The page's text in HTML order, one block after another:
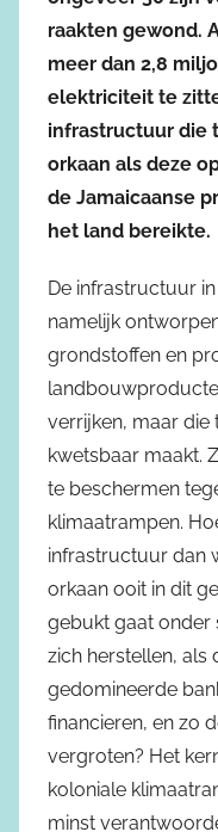
raakten gewond.
meer dan 2,8
elektriciteit te
infrastructuur die
orkaan als deze
de Jamaicaanse
het land bereikte.
De infrastructuur
namelijk
grondstoffen en
verrijken, maar die
kwetsbaar maakt.
te beschermen
klimaatrampen.
infrastructuur dan
orkaan ooit in dit
gebukt gaat onder
zich herstellen, als
gedomineerde
financieren, en zo
vergroten? Het
koloniale
minst